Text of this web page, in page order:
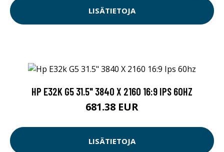
LISÄTIETOJA
HP E32K G5 31.5" 3840 X 2160 16:9 IPS 60HZ
681.38 EUR
LISÄTIETOJA